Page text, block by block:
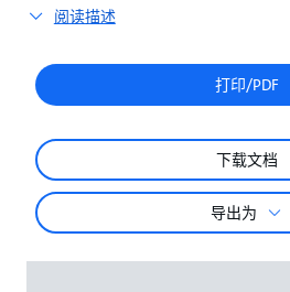
阅读描述
打印/PDF
下载文档
导出为